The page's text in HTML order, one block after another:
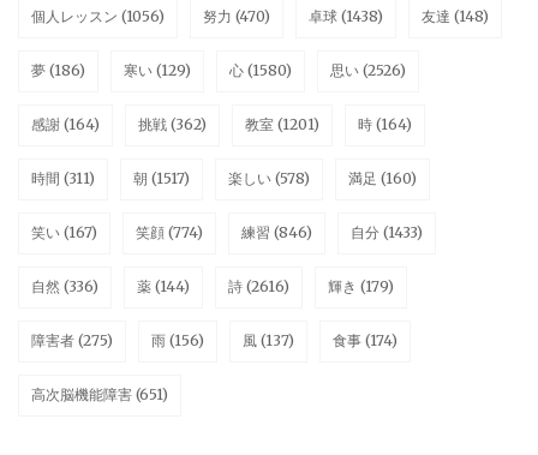
個人レッスン (1056) 努力 (470) 卓球 (1438) 友達 (148)
夢 (186) 寒い (129) 心 (1580) 思い (2526)
感謝 (164) 挑戦 (362) 教室 (1201) 時 (164)
時間 (311) 朝 (1517) 楽しい (578) 満足 (160)
笑い (167) 笑顔 (774) 練習 (846) 自分 (1433)
自然 (336) 薬 (144) 詩 (2616) 輝き (179)
障害者 (275) 雨 (156) 風 (137) 食事 (174)
高次脳機能障害 (651)